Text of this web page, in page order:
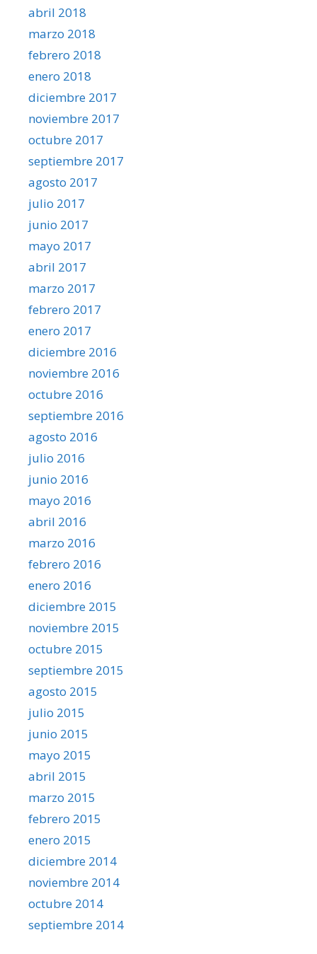
abril 2018
marzo 2018
febrero 2018
enero 2018
diciembre 2017
noviembre 2017
octubre 2017
septiembre 2017
agosto 2017
julio 2017
junio 2017
mayo 2017
abril 2017
marzo 2017
febrero 2017
enero 2017
diciembre 2016
noviembre 2016
octubre 2016
septiembre 2016
agosto 2016
julio 2016
junio 2016
mayo 2016
abril 2016
marzo 2016
febrero 2016
enero 2016
diciembre 2015
noviembre 2015
octubre 2015
septiembre 2015
agosto 2015
julio 2015
junio 2015
mayo 2015
abril 2015
marzo 2015
febrero 2015
enero 2015
diciembre 2014
noviembre 2014
octubre 2014
septiembre 2014